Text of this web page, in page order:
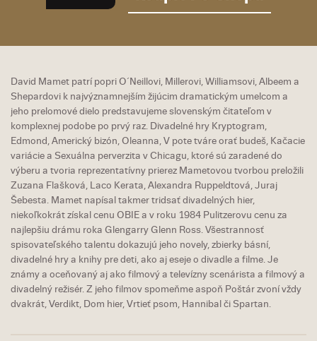
David Mamet patrí popri O´Neillovi, Millerovi, Williamsovi, Albeem a
Shepardovi k najvýznamnejším žijúcim dramatickým umelcom a
jeho prelomové dielo predstavujeme slovenským čitateľom v
komplexnej podobe po prvý raz. Divadelné hry Kryptogram,
Edmond, Americký bizón, Oleanna, V pote tváre orať budeš, Kačacie
variácie a Sexuálna perverzita v Chicagu, ktoré sú zaradené do
výberu a tvoria reprezentatívny prierez Mametovou tvorbou preložili
Zuzana Flašková, Laco Kerata, Alexandra Ruppeldtová, Juraj
Šebesta. Mamet napísal takmer tridsať divadelných hier,
niekoľkokrát získal cenu OBIE a v roku 1984 Pulitzerovu cenu za
najlepšiu drámu roka Glengarry Glenn Ross. Všestrannosť
spisovateľského talentu dokazujú jeho novely, zbierky básní,
divadelné hry a knihy pre deti, ako aj eseje o divadle a filme. Je
známy a oceňovaný aj ako filmový a televízny scenárista a filmový a
divadelný režisér. Z jeho filmov spomeňme aspoň Poštár zvoní vždy
dvakrát, Verdikt, Dom hier, Vrtieť psom, Hannibal či Spartan.